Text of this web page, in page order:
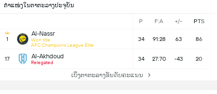
ຕຳແໜ່ງໃນຕາຕະລາງປະຈຸບັນ
P F:A +/- PTS
1
Al-Nassr
Won title
AFC Champions League Elite
34 91:28 63 86
17 Al-Akhdoud
Relegated
34 27:70 -43 20
ເບິ່ງຕາຕະລາງອັນດັບຄະແນນ